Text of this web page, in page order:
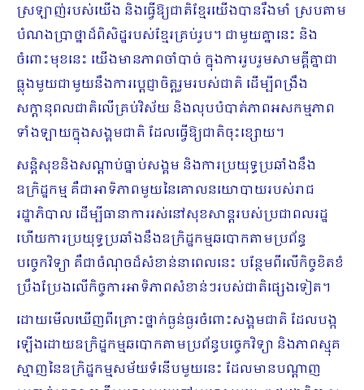
ស្រឡាញ់របស់យើង និងធ្វើឱ្យជាតិខ្មែរយើងបានរឹងមាំ ស្របតាម
បំណងប្រាថ្នាដ៏ពិសិដ្ឋរបស់ខ្មែរគ្រប់រូប។ ជាមួយគ្នានេះ និង
ចំពោះមុខនេះ យើងមានភាពចាំបាច់ ក្នុងការរួបរួមសាមគ្គីគ្នាជា
ធ្លុងមួយជាមួយនឹងការប្តេជ្ញាចិត្តរួមរបស់ជាតិ ដើម្បីពង្រឹង
សក្តានុពលជាតិលើគ្រប់វិស័យ និងលុបបំបាត់ភាពអសកម្មភាព
ទាំងឡាយក្នុងសង្គមជាតិ ដែលធ្វើឱ្យជាតិចុះខ្សោយ។
សន្តិសុខនិងសណ្ដាប់ធ្នាប់សង្គម និងការប្រយុទ្ធប្រឆាំងនឹង
ឧក្រិដ្ឋកម្ម គឺជាអាទិភាពមួយនៃគោលនយោបាយរបស់រាជ
រដ្ឋាភិបាល ដើម្បីធានាការរស់នៅសុខសាន្តរបស់ប្រជាពលរដ្ឋ
ហើយការប្រយុទ្ធប្រឆាំងនឹងឧក្រិដ្ឋកម្មឆបោកតាមប្រព័ន្ធ
បច្ចេកវិទ្យា គឺជាចំណុចដ៏សំខាន់នាពេលនេះ បន្ថែមពីលើកិច្ចខិតខំ
ប្រឹងប្រែងលើកិច្ចការអាទិភាពសំខាន់ៗរបស់ជាតិផ្សេងទៀត។
ដោយមើលឃើញពីគ្រោះថ្នាក់ធ្ងន់ធ្ងរចំពោះសង្គមជាតិ ដែលបង្ក
ឡើងដោយឧក្រិដ្ឋកម្មឆបោកតាមប្រព័ន្ធបច្ចេកវិទ្យា និងភាពស្មុគ
ស្មាញនៃឧក្រិដ្ឋកម្មសម័យទំនើបមួយនេះ ដែលមានបណ្តាញ